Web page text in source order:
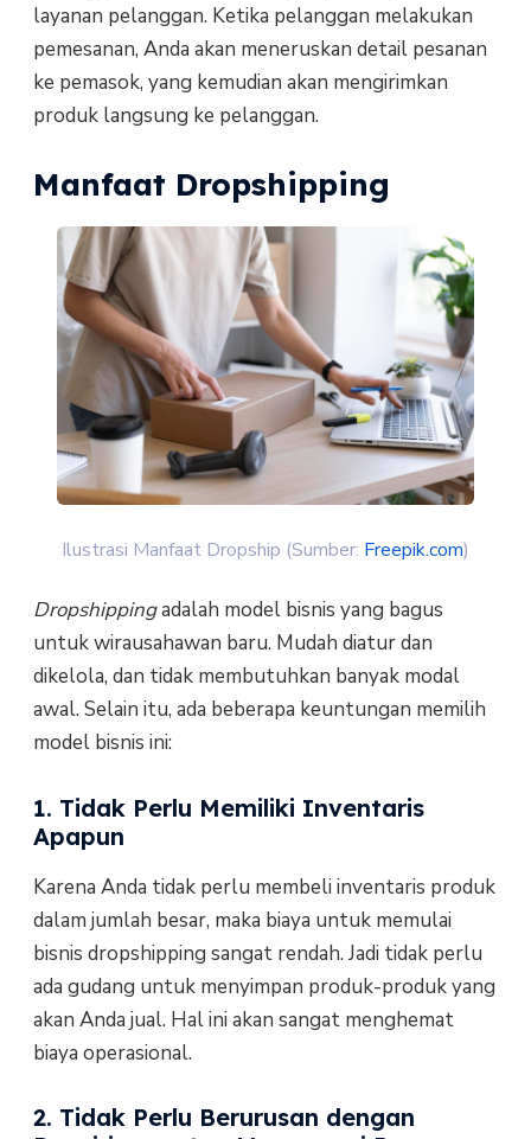
layanan pelanggan. Ketika pelanggan melakukan
pemesanan, Anda akan meneruskan detail pesanan
ke pemasok, yang kemudian akan mengirimkan
produk langsung ke pelanggan.
Manfaat Dropshipping
Ilustrasi Manfaat Dropship (Sumber: Freepik.com)
Dropshippingadalah model bisnis yang bagus
untuk wirausahawan baru. Mudah diatur dan
dikelola, dan tidak membutuhkan banyak modal
awal. Selain itu, ada beberapa keuntungan memilih
model bisnis ini:
1. Tidak Perlu Memiliki Inventaris
Apapun
Karena Anda tidak perlu membeli inventaris produk
dalam jumlah besar, maka biaya untuk memulai
bisnis dropshipping sangat rendah. Jadi tidak perlu
ada gudang untuk menyimpan produk-produk yang
akan Anda jual. Hal ini akan sangat menghemat
biaya operasional.
2. Tidak Perlu Berurusan dengan